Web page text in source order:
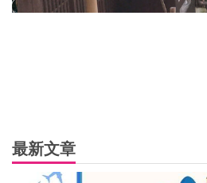
最新文章